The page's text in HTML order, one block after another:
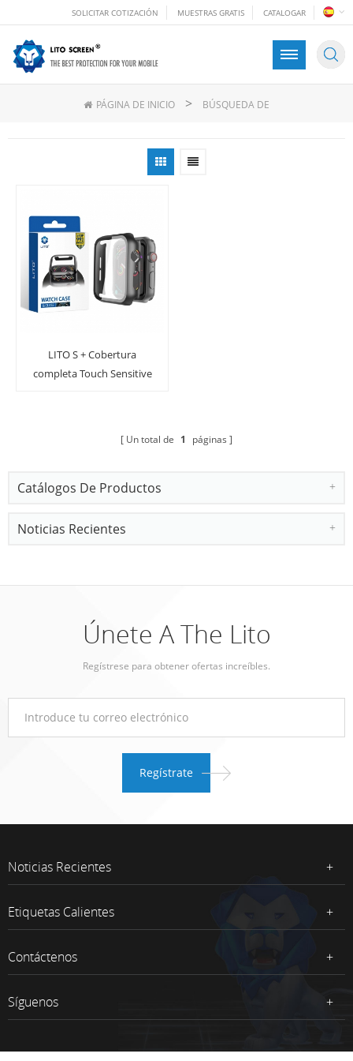
SOLICITAR COTIZACIÓN MUESTRAS GRATIS CATALOGAR
PÁGINA DE INICIO > BÚSQUEDA DE
LITO S + Cobertura
completa Touch Sensitive
Un total de 1 páginas
Catálogos De Productos
Noticias Recientes
Únete A The Lito
Regístrese para obtener ofertas increíbles.
Noticias Recientes
Etiquetas Calientes
Contáctenos
Síguenos